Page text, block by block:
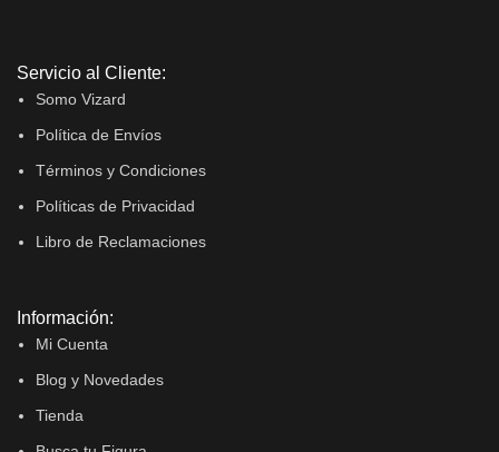
Servicio al Cliente:
Somo Vizard
Política de Envíos
Términos y Condiciones
Políticas de Privacidad
Libro de Reclamaciones
Información:
Mi Cuenta
Blog y Novedades
Tienda